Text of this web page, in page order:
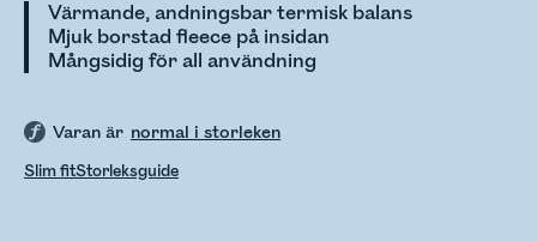
Värmande, andningsbar termisk balans
Mjuk borstad fleece på insidan
Mångsidig för all användning
Varan är normal i storleken
Slim fitStorleksguide